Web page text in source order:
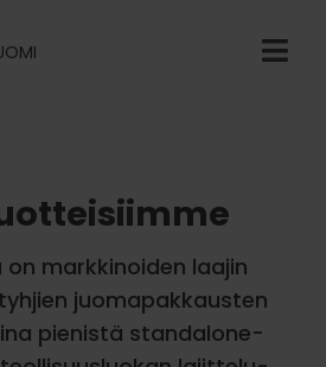
on markkinoiden laajin
juomapakkausten
pienistä standalone-